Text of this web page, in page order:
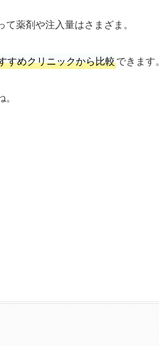
薬剤や注入量はさまざま。
すめクリニックから比較できます。